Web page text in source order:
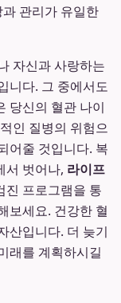
관리가 유일한
자신과 사랑하는
니다. 그 중에서도
당신의 혈관 나이
인 질병의 위험으
어줄 것입니다. 복
서 벗어나, 라이프
진 프로그램을 통
보세요. 건강한 혈
산입니다. 더 늦기
래를 계획하시길